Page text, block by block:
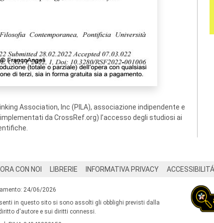
Association, Inc (PILA), associazione indipendente e
da CrossRef.org) l’accesso degli studiosi ai
CON NOI LIBRERIE INFORMATIVA PRIVACY ACCESSIBILITÁ
24/06/2026
in questo sito si sono assolti gli obblighi previsti dalla
d'autore e sui diritti connessi.